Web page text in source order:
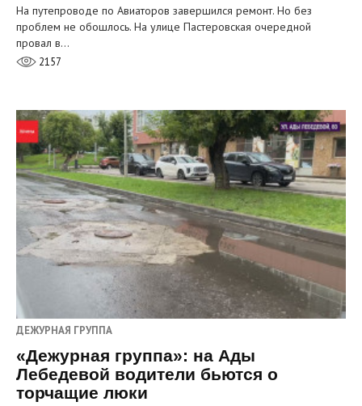
На путепроводе по Авиаторов завершился ремонт. Но без
проблем не обошлось. На улице Пастеровская очередной
провал в…
2157
ДЕЖУРНАЯ ГРУППА
«Дежурная группа»: на Ады
Лебедевой водители бьются о
торчащие люки